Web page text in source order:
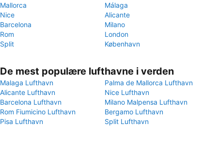
Mallorca
Málaga
Nice
Alicante
Barcelona
Milano
Rom
London
Split
København
De mest populære lufthavne i verden
Malaga Lufthavn
Palma de Mallorca Lufthavn
Alicante Lufthavn
Nice Lufthavn
Barcelona Lufthavn
Milano Malpensa Lufthavn
Rom Fiumicino Lufthavn
Bergamo Lufthavn
Pisa Lufthavn
Split Lufthavn